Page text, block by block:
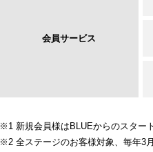
会員サービス
※1 新規会員様はBLUEからのスター
※2 全ステージのお客様対象、毎年3